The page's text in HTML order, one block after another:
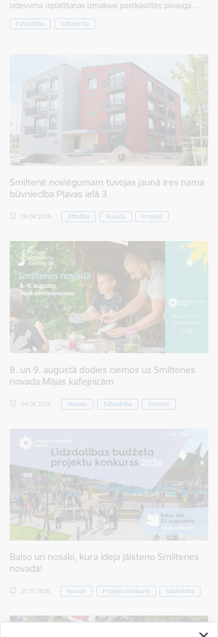
izdevuma izplatīšanas izmaksas pastkastītēs pieauga…
Pašvaldība Sabiedrība
Smiltenē noslēgumam tuvojas jaunā īres nama
būvniecība Pļavas ielā 3
06.08.2026. Attīstība Novads Projekti
8. un 9. augustā dodies ciemos uz Smiltenes
novada Mājas kafejnīcām
04.08.2026. Novads Sabiedrība Tūrisms
Balso un nosaki, kura ideja jāīsteno Smiltenes
novadā!
31.07.2026. Novads Projektu konkursi Sabiedrība